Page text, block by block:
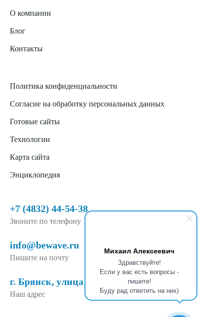
Михаил Алексеевич
Здравствуйте!
Если у вас есть вопросы -
пишите!
Буду рад ответить на них)
О компании
Блог
Контакты
Политика конфиденциальности
Согласие на обработку персональных данных
Готовые сайты
Технологии
Карта сайта
Энциклопедия
+7 (4832) 44-54-38
Звоните по телефону
info@bewave.ru
Пишите на почту
г. Брянск, улица Горького, 25
Наш адрес